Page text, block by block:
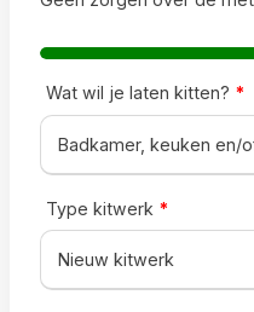
Wat wil je laten kitten? *
Type kitwerk *